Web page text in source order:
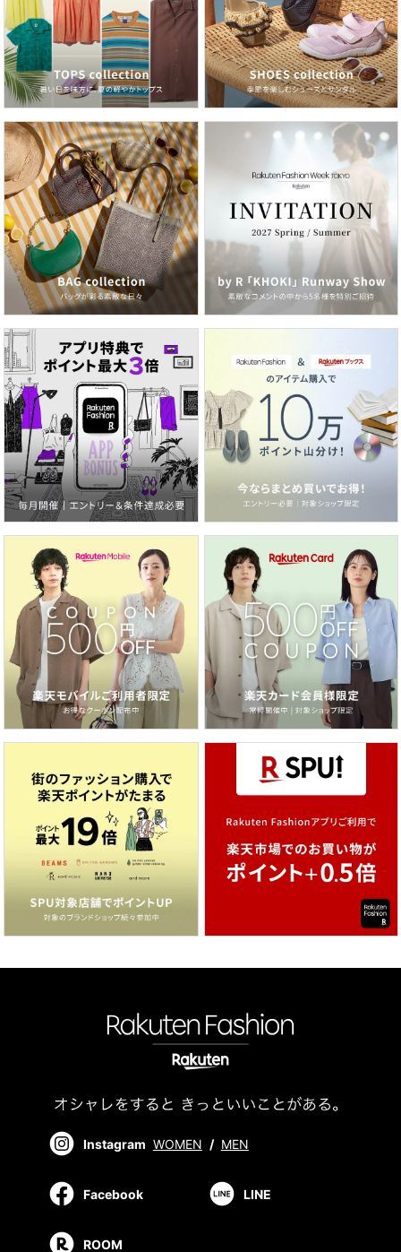
Instagram WOMEN / MEN
Facebook LINE
ROOM